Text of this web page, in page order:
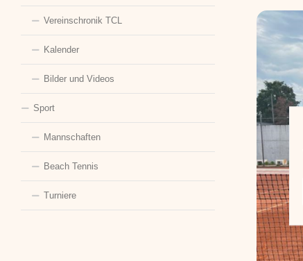
Vereinschronik TCL
Kalender
Bilder und Videos
Sport
Mannschaften
Beach Tennis
Turniere